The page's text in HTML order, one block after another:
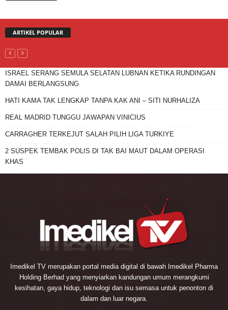
ARTIKEL POPULAR
ISRAEL SERANG SEMULA SELATAN LUBNAN KETIKA RUNDINGAN
DAMAI BERLANGSUNG
HATI KAMA TAK LENGKAP TANPA KAK ANI – SITI NURHALIZA
REAL MADRID TUNGGU JAWAPAN VINICIUS
CARRAGHER TERKEJUT SALAH PILIH LIGA TURKIYE
2 SUSPEK TEMBAK POLIS DI TAK BAI MAUT DALAM OPERASI
KHAS
Imedikel TV merupakan portal media digital di bawah Imedikel Pharma
Holding Berhad yang menyiarkan kandungan umum merangkumi
kesihatan, gaya hidup, teknologi dan isu semasa untuk penonton di
dalam dan luar negara.